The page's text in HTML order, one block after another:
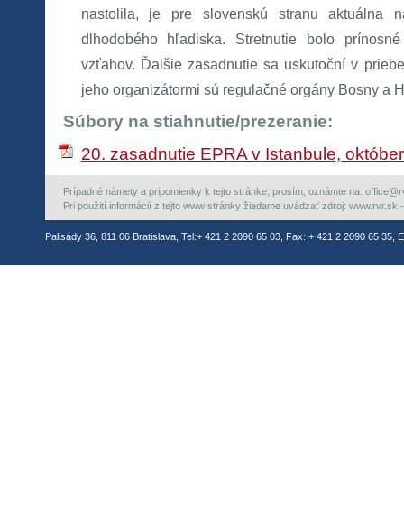
nastolila, je pre slovenskú stranu aktuálna
dlhodobého hľadiska. Stretnutie bolo
vzťahov. Ďalšie zasadnutie sa uskutoční v
jeho organizátormi sú regulačné orgány Bosny a
Súbory na stiahnutie/prezeranie:
20. zasadnutie EPRA v Istanbule,
Prípadné námety a pripomienky k tejto stránke, prosím, oznámte na:
Pri použití informácií z tejto www stránky žiadame uvádzať zdroj: www.rvr.sk
Palisády 36, 811 06 Bratislava, Tel:+ 421 2 2090 65 03, Fax: + 421 2 2090 65 35,